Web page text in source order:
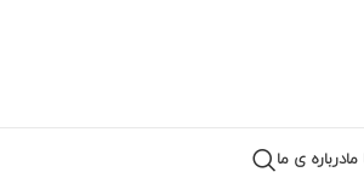
درباره ی ما